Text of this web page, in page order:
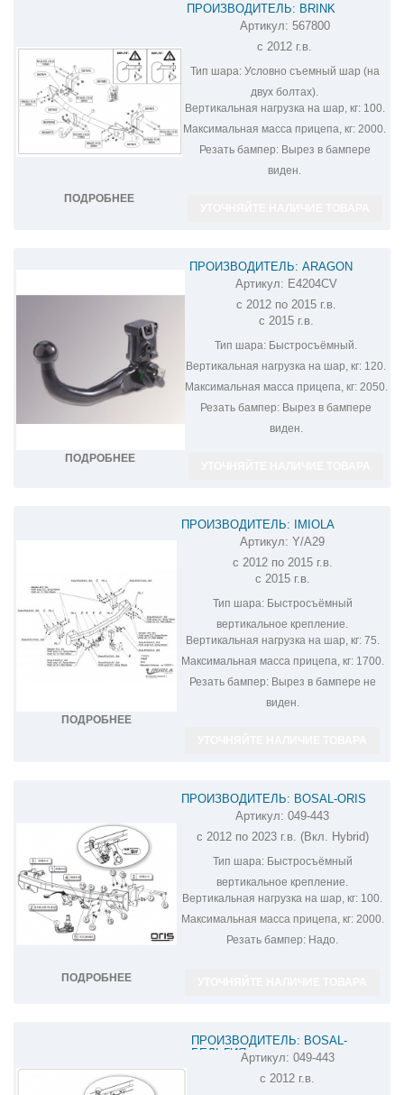
ПОДРОБНЕЕ
ПРОИЗВОДИТЕЛЬ: BRINK
ФАРКОП НА MITSUBISHI OUTLANDER
567800
Артикул: 567800
с 2012 г.в.
Тип шара:Условно съемный шар (на
двух болтах).
Вертикальная нагрузка на шар, кг:100.
Максимальная масса прицепа, кг: 2000.
Резать бампер:Вырез в бампере
виден.
ПОДРОБНЕЕ
ПРОИЗВОДИТЕЛЬ: ARAGON
ФАРКОП НА MITSUBISHI OUTLANDER
E4204CV
Артикул: E4204CV
с 2012 по 2015 г.в.
с 2015 г.в.
Тип шара: Быстросъёмный.
Вертикальная нагрузка на шар, кг: 120.
Максимальная масса прицепа, кг:2050.
Резать бампер: Вырез в бампере
виден.
ПОДРОБНЕЕ
ПРОИЗВОДИТЕЛЬ: IMIOLA
ФАРКОП НА MITSUBISHI OUTLANDER
Y/A29
Артикул: Y/A29
с 2012 по 2015 г.в.
с 2015 г.в.
Тип шара:Быстросъёмный
вертикальное крепление.
Вертикальная нагрузка на шар, кг:75.
Максимальная масса прицепа, кг:1700.
Резать бампер:Вырез в бампере не
виден.
ПОДРОБНЕЕ
ПРОИЗВОДИТЕЛЬ: BOSAL-ORIS
ФАРКОП НА MITSUBISHI OUTLANDER
049-443
Артикул: 049-443
с 2012 по 2023 г.в. (Вкл. Hybrid)
Тип шара:Быстросъёмный
вертикальное крепление.
Вертикальная нагрузка на шар, кг: 100.
Максимальная масса прицепа, кг:2000.
Резать бампер: Надо.
ПРОИЗВОДИТЕЛЬ: BOSAL-
БЕЛЬГИЯ
ФАРКОП НА MITSUBISHI
Артикул: 049-443
с 2012 г.в.